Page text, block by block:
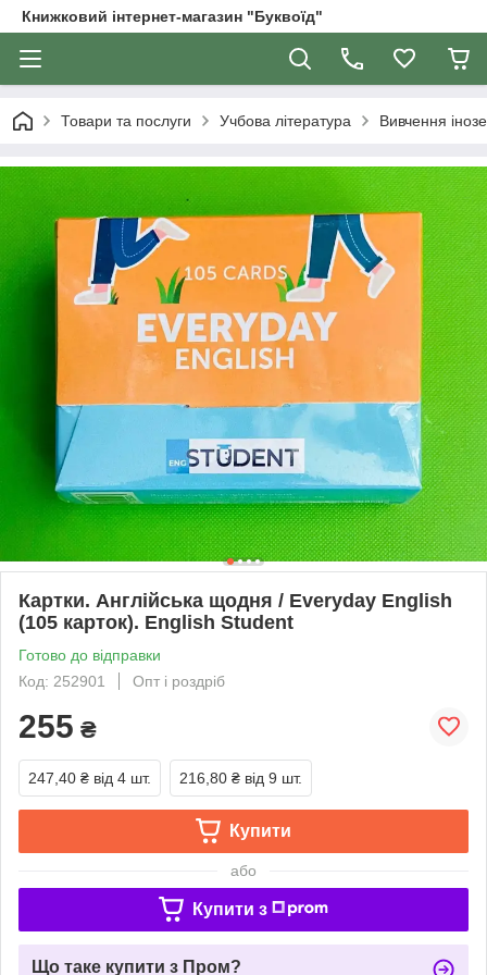
Книжковий інтернет-магазин "Буквоїд"
Товари та послуги Учбова література Вивчення
Картки. Англійська щодня / Everyday English
(105 карток). English Student
Готово до відправки
Код: 252901
Опт і роздріб
255 ₴
247,40 ₴ від 4 шт. 216,80 ₴ від 9 шт.
Купити
або
Купити з
Що таке купити з Пром?